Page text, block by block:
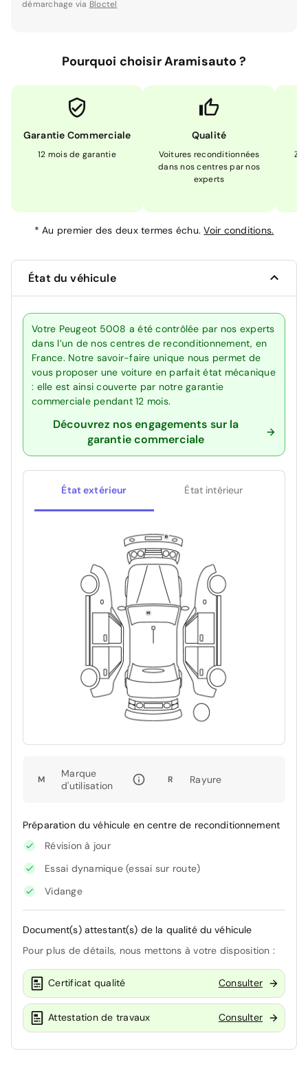
démarchage via Bloctel
Pourquoi choisir Aramisauto ?
Garantie Commerciale
12 mois de garantie
Qualité
Voitures reconditionnées
dans nos centres par nos
experts
*Au premier des deux termes échu.Voir conditions.
État du véhicule
Votre Peugeot 5008 a été contrôlée par nos experts
dans l’un de nos centres de reconditionnement, en
France. Notre savoir-faire unique nous permet de
vous proposer une voiture en parfait état mécanique
: elle est ainsi couverte par notre garantie
commerciale pendant 12 mois.
Découvrez nos engagements sur la
garantie commerciale
État extérieur État intérieur
M
Marque
d'utilisation
R Rayure
Préparation du véhicule en centre de reconditionnement
Révision à jour
Essai dynamique (essai sur route)
Vidange
Document(s) attestant(s) de la qualité du véhicule
Pour plus de détails, nous mettons à votre disposition :
Certificat qualité Consulter
Attestation de travaux Consulter